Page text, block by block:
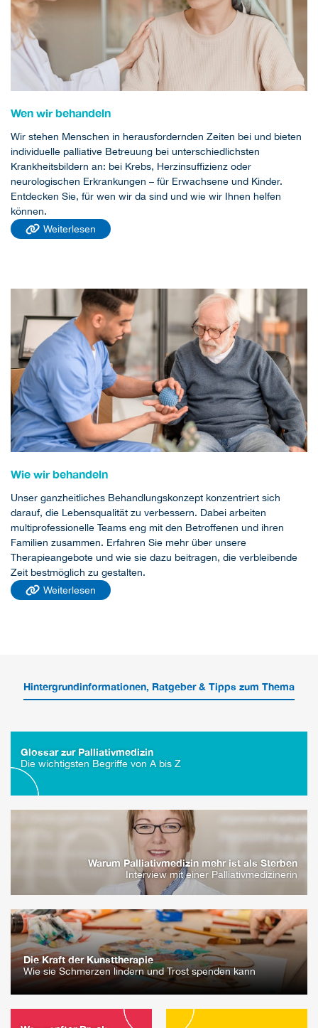
Wen wir behandeln
Wir stehen Menschen in herausfordernden Zeiten bei und bieten
individuelle palliative Betreuung bei unterschiedlichsten
Krankheitsbildern an: bei Krebs, Herzinsuffizienz oder
neurologischen Erkrankungen – für Erwachsene und Kinder.
Entdecken Sie, für wen wir da sind und wie wir Ihnen helfen
können.
Weiterlesen
Wie wir behandeln
Unser ganzheitliches Behandlungskonzept konzentriert sich
darauf, die Lebensqualität zu verbessern. Dabei arbeiten
multiprofessionelle Teams eng mit den Betroffenen und ihren
Familien zusammen. Erfahren Sie mehr über unsere
Therapieangebote und wie sie dazu beitragen, die verbleibende
Zeit bestmöglich zu gestalten.
Weiterlesen
Hintergrundinformationen, Ratgeber & Tipps zum Thema
Glossar zur Palliativmedizin
Die wichtigsten Begriffe von A bis Z
Warum Palliativmedizin mehr ist als Sterben
Interview mit einer Palliativmedizinerin
Die Kraft der Kunsttherapie
Wie sie Schmerzen lindern und Trost spenden kann